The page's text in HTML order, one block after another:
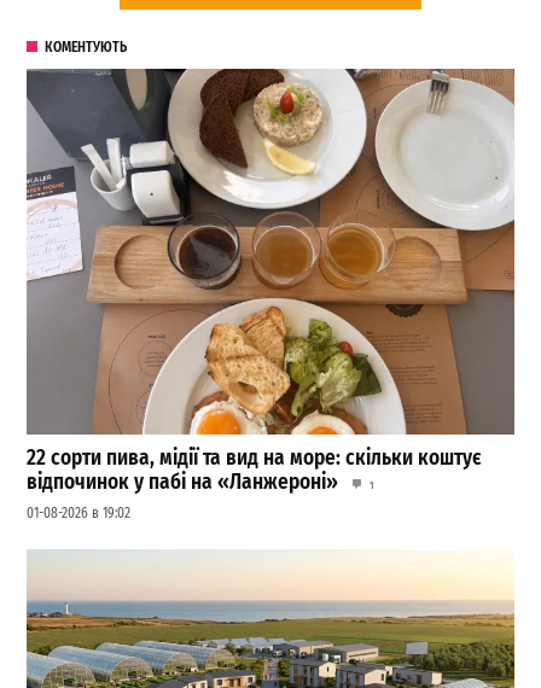
КОМЕНТУЮТЬ
22 сорти пива, мідії та вид на море: скільки коштує
відпочинок у пабі на «Ланжероні»
1
01-08-2026 в 19:02